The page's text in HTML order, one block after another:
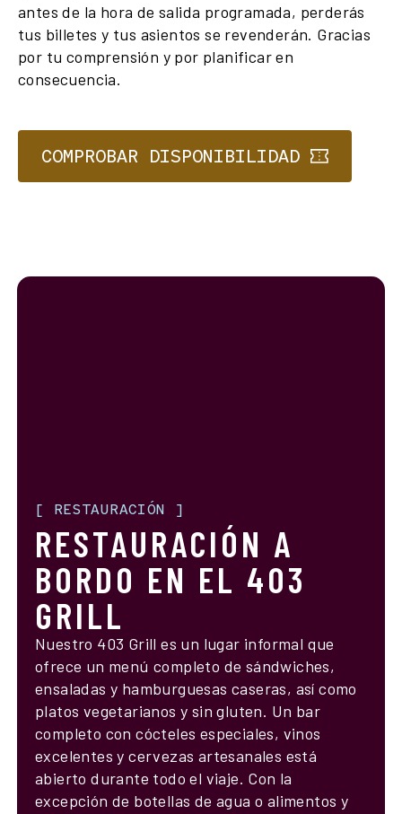
antes de la hora de salida programada, perderás
tus billetes y tus asientos se revenderán. Gracias
por tu comprensión y por planificar en
consecuencia.
COMPROBAR DISPONIBILIDAD
[ RESTAURACIÓN ]
RESTAURACIÓN A
BORDO EN EL 403
GRILL
Nuestro 403 Grill es un lugar informal que
ofrece un menú completo de sándwiches,
ensaladas y hamburguesas caseras, así como
platos vegetarianos y sin gluten. Un bar
completo con cócteles especiales, vinos
excelentes y cervezas artesanales está
abierto durante todo el viaje. Con la
excepción de botellas de agua o alimentos y